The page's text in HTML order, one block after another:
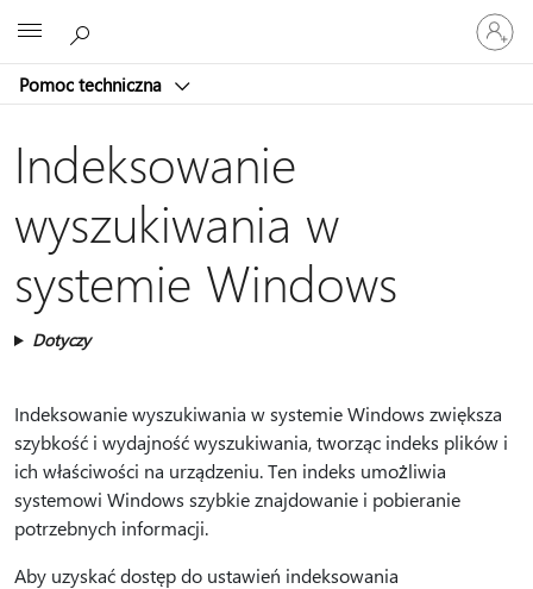
Pomoc techniczna
Zaloguj
się
do
konta
Indeksowanie
wyszukiwania w
systemie Windows
Dotyczy
Indeksowanie wyszukiwania w systemie Windows zwiększa
szybkość i wydajność wyszukiwania, tworząc indeks plików i
ich właściwości na urządzeniu. Ten indeks umożliwia
systemowi Windows szybkie znajdowanie i pobieranie
potrzebnych informacji.
Aby uzyskać dostęp do ustawień indeksowania